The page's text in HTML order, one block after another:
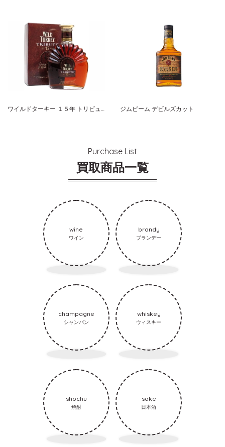
ワイルドターキー １５年 トリビュート ５０周年記念 リミテッドエディション ジムビーム デビルズカット
Purchase List
買取商品一覧
wine
ワイン
brandy
ブランデー
champagne
シャンパン
whiskey
ウィスキー
shochu
焼酎
sake
日本酒